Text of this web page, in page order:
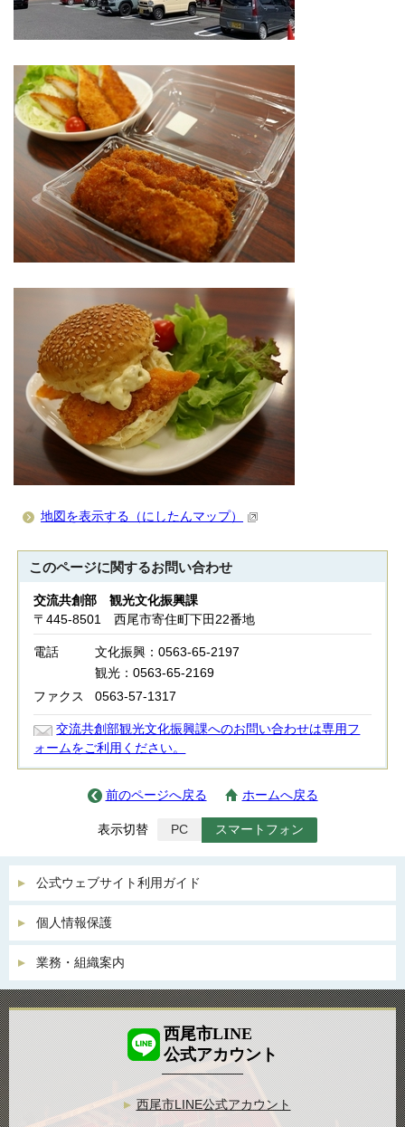
地図を表示する（にしたんマップ）
このページに関するお問い合わせ
交流共創部 観光文化振興課
〒445-8501 西尾市寄住町下田22番地
電話
文化振興：0563-65-2197
観光：0563-65-2169
ファクス
0563-57-1317
交流共創部観光文化振興課へのお問い合わせは専用フ
ォームをご利用ください。
前のページへ戻る ホームへ戻る
表示切替 PC スマートフォン
公式ウェブサイト利用ガイド
個人情報保護
業務・組織案内
西尾市LINE
公式アカウント
西尾市LINE公式アカウント